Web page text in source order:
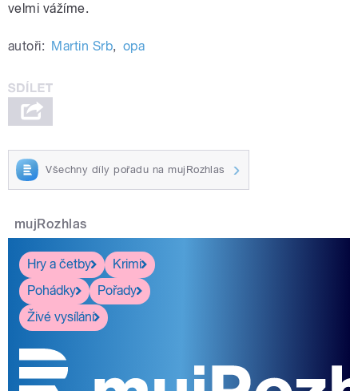
velmi vážíme.
autoři: Martin Srb, opa
Všechny díly pořadu na mujRozhlas
mujRozhlas
Hry a četby
Krimi
Pohádky
Pořady
Živé vysílání